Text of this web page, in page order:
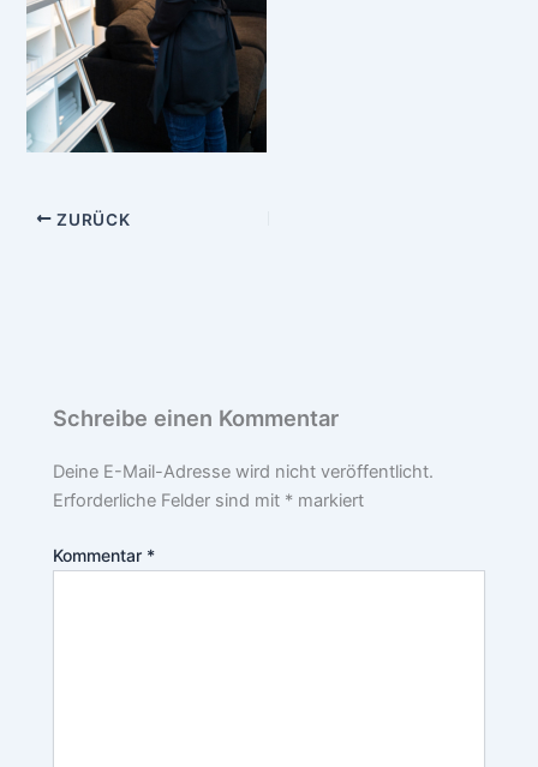
ZURÜCK
Schreibe einen Kommentar
Deine E-Mail-Adresse wird nicht veröffentlicht.
Erforderliche Felder sind mit * markiert
Kommentar *